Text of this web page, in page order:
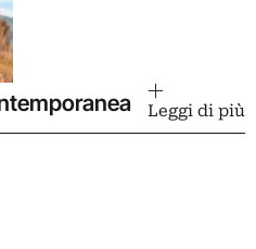
Leggi di più